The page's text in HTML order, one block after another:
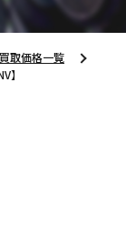
買取価格一覧
】